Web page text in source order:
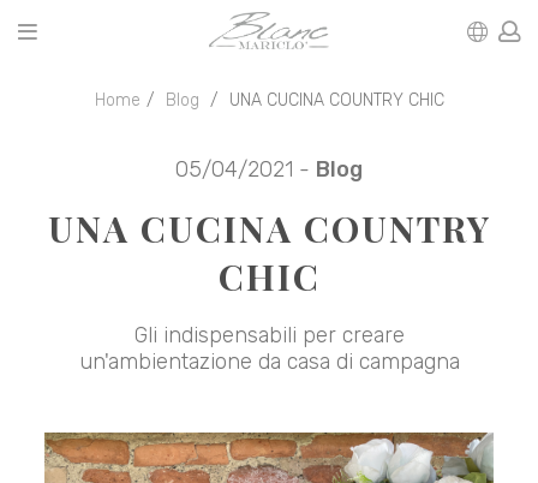
Home Blog UNA CUCINA COUNTRY CHIC
05/04/2021 - Blog
UNA CUCINA COUNTRY
CHIC
Gli indispensabili per creare
un'ambientazione da casa di campagna